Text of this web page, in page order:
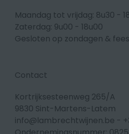
Maandag tot vrijdag: 8u30 -
Zaterdag: 9u00 - 18u00
Gesloten op zondagen &
Contact
Kortrijksesteenweg 265/A
9830 Sint-Martens-Latem
info@lambrechtwijnen.be -